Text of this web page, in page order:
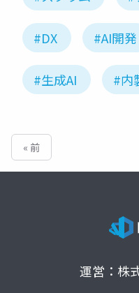
#DX #AI開発
#生成AI #内
« 前
運営：株